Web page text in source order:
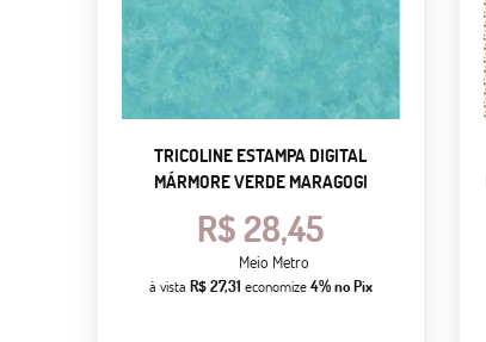
TRICOLINE ESTAMPA DIGITAL
MÁRMORE VERDE MARAGOGI
R$ 28,45
Meio Metro
à vista R$ 27,31 economize4% no Pix